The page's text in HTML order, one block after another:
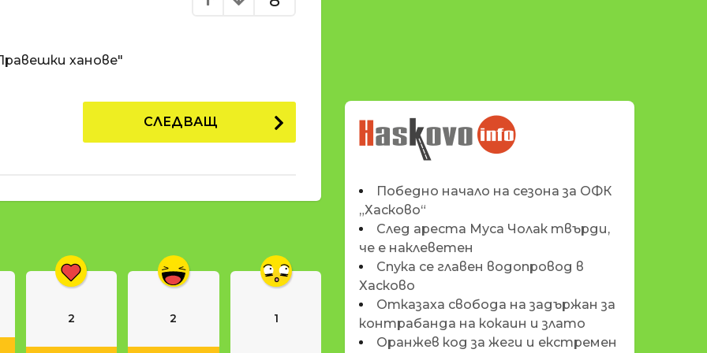
ханове"
СЛЕДВАЩ
2 2 1
НОВИНИТЕ НА
HASKOVO.INFO
Победно начало на сезона за ОФК
„Хасково“
След ареста Муса Чолак твърди,
че е наклеветен
Спука се главен водопровод в
Хасково
Отказаха свобода на задържан за
контрабанда на кокаин и злато
Оранжев код за жеги и екстремен